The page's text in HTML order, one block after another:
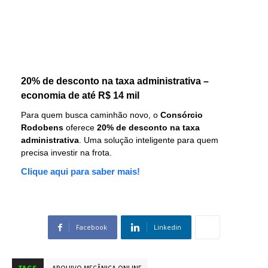
20% de desconto na taxa administrativa –
economia de até R$ 14 mil
Para quem busca caminhão novo, o Consórcio
Rodobens oferece 20% de desconto na taxa
administrativa . Uma solução inteligente para quem
precisa investir na frota.
Clique aqui para saber mais!
Facebook Linkedin